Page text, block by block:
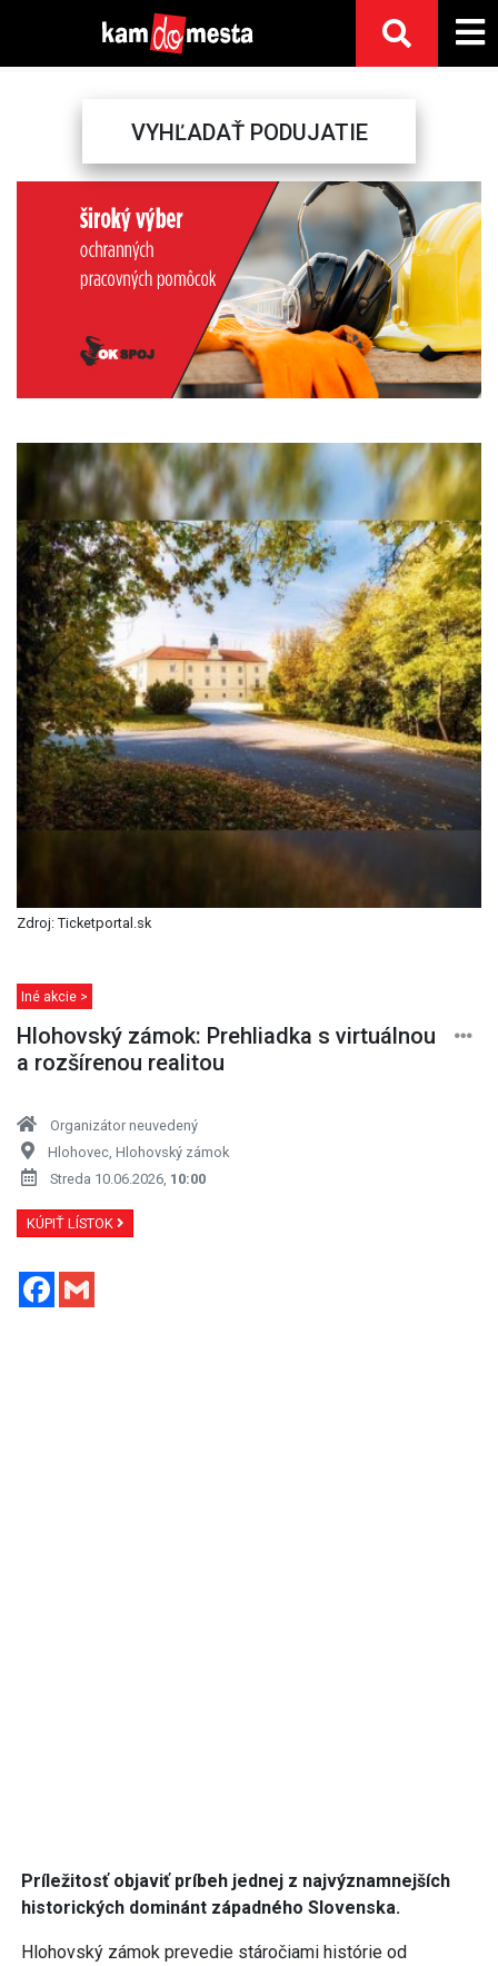
VYHĽADAŤ PODUJATIE
Next
Zdroj: Ticketportal.sk
Iné akcie >
Hlohovský zámok: Prehliadka s virtuálnou
a rozšírenou realitou
Organizátor neuvedený
Hlohovec, Hlohovský zámok
Streda 10.06.2026, 10:00
KÚPIŤ LÍSTOK
Facebook
Príležitosť objaviť príbeh jednej z najvýznamnejších
historických dominánt západného Slovenska.
Hlohovský zámok prevedie stáročiami histórie od